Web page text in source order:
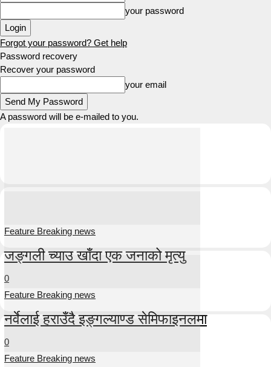
your password
Forgot your password? Get help
Password recovery
Recover your password
your email
A password will be e-mailed to you.
Feature Breaking news
जङ्गली च्याउ खाँदा एक जनाको मृत्यु
0
Feature Breaking news
नर्वेलाई हराउँदै इङ्गल्याण्ड सेमिफाइनलमा
0
Feature Breaking news